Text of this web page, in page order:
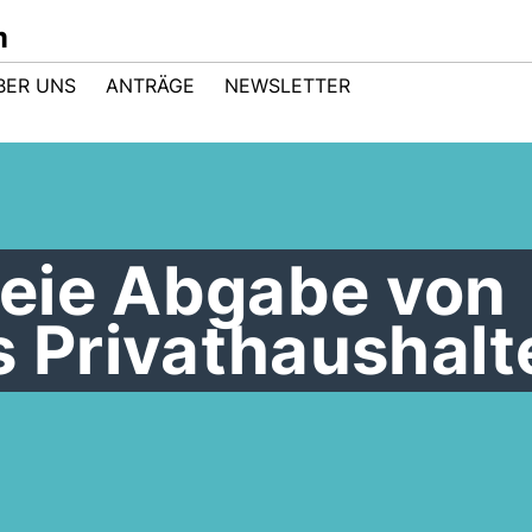
UNS ANTRÄGE NEWSLETTER
Abgabe von